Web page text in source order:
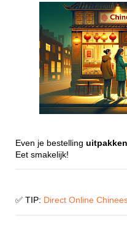
Even je bestelling uitpakken
Eet smakelijk!
✅ TIP: Direct Online